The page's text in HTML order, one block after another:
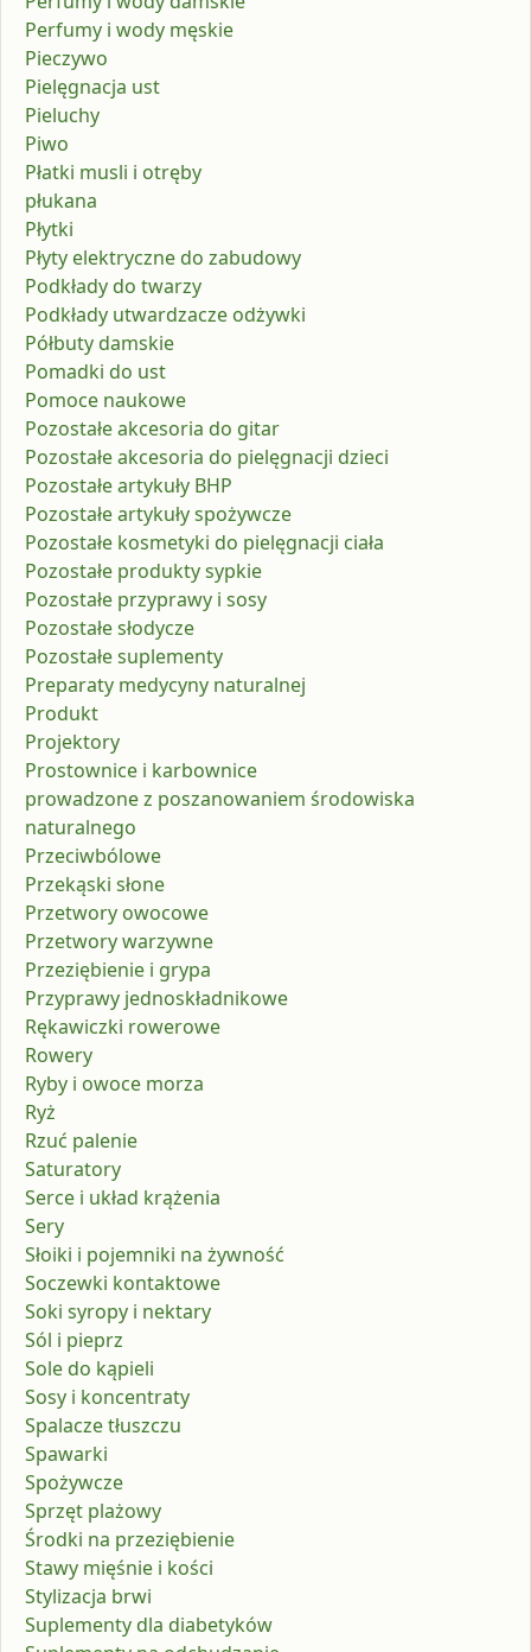
Perfumy i wody męskie
Pieczywo
Pielęgnacja ust
Pieluchy
Piwo
Płatki musli i otręby
płukana
Płytki
Płyty elektryczne do zabudowy
Podkłady do twarzy
Podkłady utwardzacze odżywki
Półbuty damskie
Pomadki do ust
Pomoce naukowe
Pozostałe akcesoria do gitar
Pozostałe akcesoria do pielęgnacji dzieci
Pozostałe artykuły BHP
Pozostałe artykuły spożywcze
Pozostałe kosmetyki do pielęgnacji ciała
Pozostałe produkty sypkie
Pozostałe przyprawy i sosy
Pozostałe słodycze
Pozostałe suplementy
Preparaty medycyny naturalnej
Produkt
Projektory
Prostownice i karbownice
prowadzone z poszanowaniem środowiska
naturalnego
Przeciwbólowe
Przekąski słone
Przetwory owocowe
Przetwory warzywne
Przeziębienie i grypa
Przyprawy jednoskładnikowe
Rękawiczki rowerowe
Rowery
Ryby i owoce morza
Ryż
Rzuć palenie
Saturatory
Serce i układ krążenia
Sery
Słoiki i pojemniki na żywność
Soczewki kontaktowe
Soki syropy i nektary
Sól i pieprz
Sole do kąpieli
Sosy i koncentraty
Spalacze tłuszczu
Spawarki
Spożywcze
Sprzęt plażowy
Środki na przeziębienie
Stawy mięśnie i kości
Stylizacja brwi
Suplementy dla diabetyków